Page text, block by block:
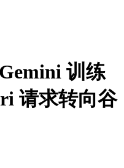
训练
请求转向谷